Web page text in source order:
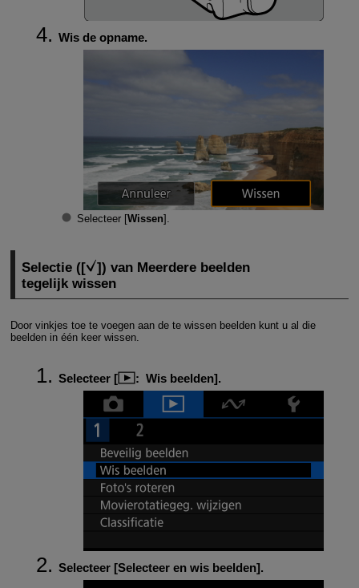
Wis de opname.
Selecteer [Wissen].
Selectie ([
]) van Meerdere beelden
tegelijk wissen
Door vinkjes toe te voegen aan de te wissen beelden kunt u al die
beelden in één keer wissen.
Selecteer [ : Wis beelden].
Selecteer [Selecteer en wis beelden].